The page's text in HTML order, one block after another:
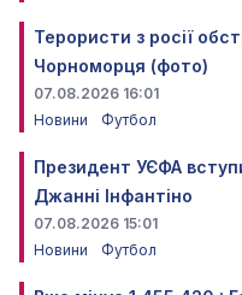
Терористи з росії
Чорноморця (фото)
07.08.2026 16:01
Новини
Футбол
Президент УЄФА
Джанні Інфантіно
07.08.2026 15:01
Новини
Футбол